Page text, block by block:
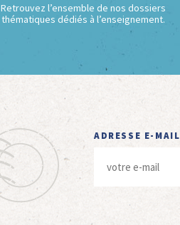
Retrouvez l’ensemble de nos dossiers
thématiques dédiés à l’enseignement.
ADRESSE E-MAIL